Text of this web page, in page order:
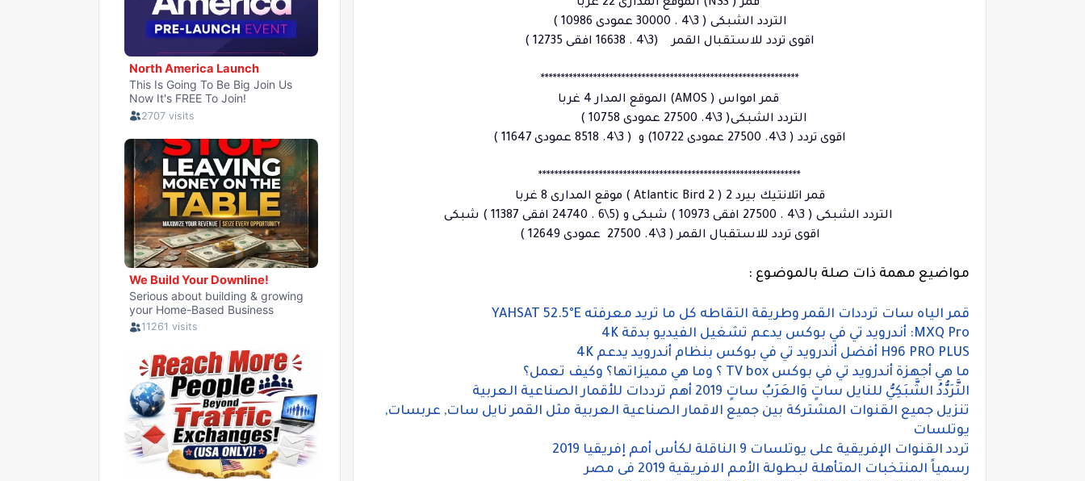
التردد الشبكى ( 3\4 . 30000 عمودى 10986 )
اقوى تردد للاستقبال القمر (3\4 . 16638 افقى 12735 )
****************************************************************
التردد الشبكى( 3\4. 27500 عمودى 10758 )
اقوى تردد ( 3\4. 27500 عمودى 10722) و ( 3\4. 8518 عمودى 11647 )
*****************************************************************
موقع المدارى 8 غربا ( Atlantic Bird 2 ) قمر اتلانتيك بيرد 2
اقوى تردد للاستقبال القمر ( 3\4. 27500 عمودى 12649 )
مواضيع مهمة ذات صلة بالموضوع :
قمر الياه سات ترددات القمر وطريقة التقاطه كل ما تريد معرفته YAHSAT 52.5°E
MXQ Pro: أندرويد تي في بوكس يدعم تشغيل الفيديو بدقة 4K
H96 PRO PLUS أفضل أندرويد تي في بوكس بنظام أندرويد يدعم 4K
ما هي أجهزة أندرويد تي في بوكس TV box ؟ وما هي مميزاتها؟ وكيف تعمل؟
التَّرَدُّدُ الشَّبَكِيُّ للنايل ساتٍ وَالعَرَبُ ساتٍ 2019 أهم ترددات للأقمار الصناعية العربية
تنزيل جميع القنوات المشتركة بين جميع الاقمار الصناعية العربية مثل القمر نايل سات, عربسات,
يوتلسات
تردد القنوات الإفريقية على يوتلسات 9 الناقلة لكأس أمم إفريقيا 2019
رسمياً المنتخبات المتأهلة لبطولة الأمم الافريقية 2019 فى مصر